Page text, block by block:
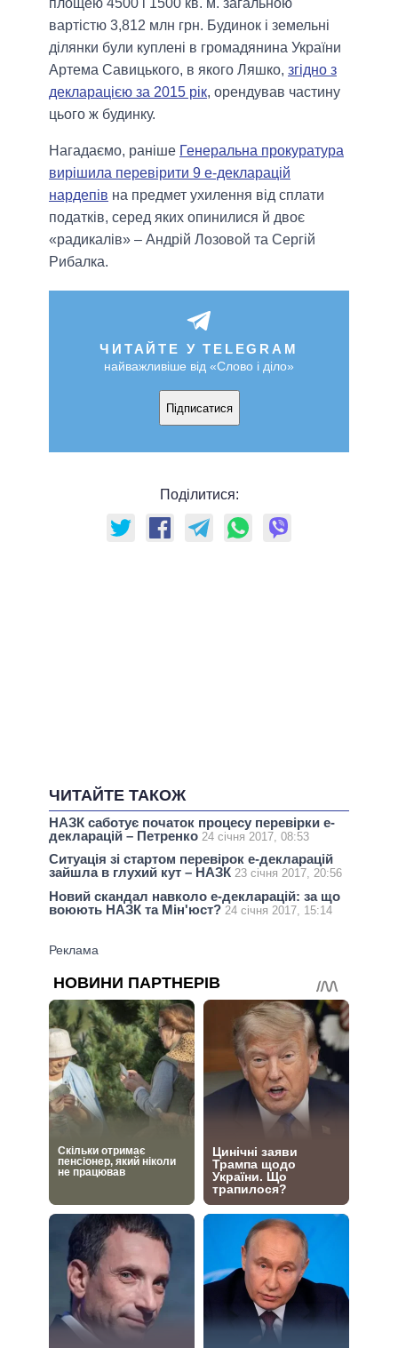
площею 4500 і 1500 кв. м. загальною
вартістю 3,812 млн грн. Будинок і земельні
ділянки були куплені в громадянина України
Артема Савицького, в якого Ляшко, згідно з
декларацією за 2015 рік, орендував частину
цього ж будинку.
Нагадаємо, раніше Генеральна прокуратура
вирішила перевірити 9 е-декларацій
нардепів на предмет ухилення від сплати
податків, серед яких опинилися й двоє
«радикалів» – Андрій Лозовой та Сергій
Рибалка.
ЧИТАЙТЕ У TELEGRAM
найважливіше від «Слово і діло»
Підписатися
Поділитися:
ЧИТАЙТЕ ТАКОЖ
НАЗК саботує початок процесу перевірки е-
декларацій – Петренко 24 січня 2017, 08:53
Ситуація зі стартом перевірок е-декларацій
зайшла в глухий кут – НАЗК 23 січня 2017, 20:56
Новий скандал навколо е-декларацій: за що
воюють НАЗК та Мін'юст? 24 січня 2017, 15:14